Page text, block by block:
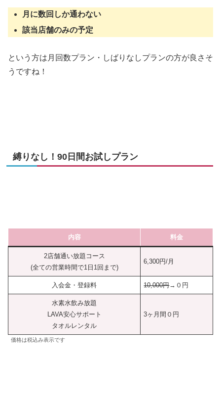
月に数回しか通わない
該当店舗のみの予定
という方は月回数プラン・しばりなしプランの方が良さそ
うですね！
縛りなし！90日間お試しプラン
内容 料金
2店舗通い放題コース
(全ての営業時間で1日1回まで)
6,300円/月
入会金・登録料 10,000円→０円
水素水飲み放題
LAVA安心サポート
タオルレンタル
3ヶ月間０円
価格は税込み表示です